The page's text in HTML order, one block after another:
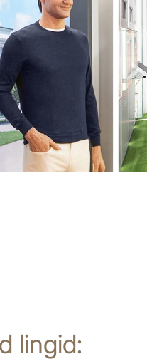
lingid: